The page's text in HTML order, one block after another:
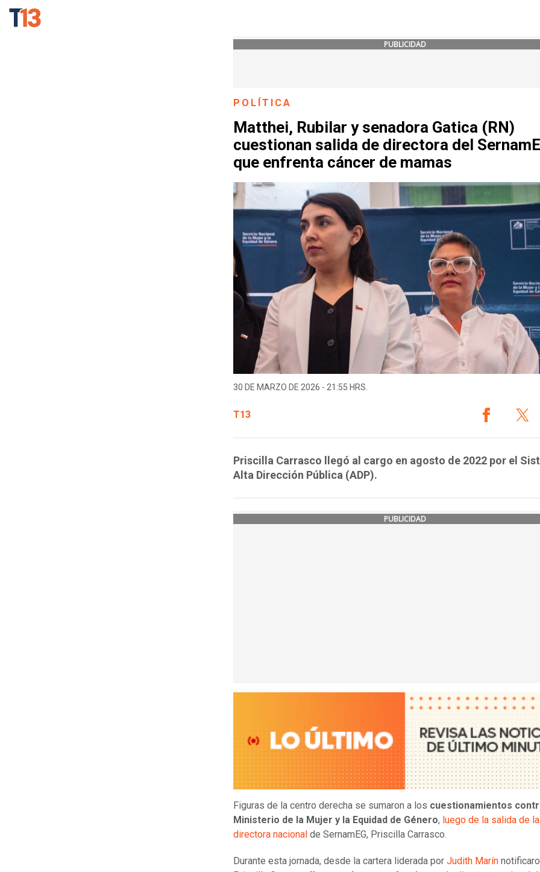
PUBLICIDAD
POLÍTICA
Matthei, Rubilar y senadora Gatica (RN)
cuestionan salida de directora del
que enfrenta cáncer de mamas
30 DE MARZO DE 2026 - 21:55 HRS.
T13
Priscilla Carrasco llegó al cargo en agosto de 2022 por el
Alta Dirección Pública (ADP).
PUBLICIDAD
Figuras de la centro derecha se sumaron a los cuestionamientos
Ministerio de la Mujer y la Equidad de Género, luego de la salida de la
directora nacional de SernamEG, Priscilla Carrasco.
Durante esta jornada, desde la cartera liderada por Judith Marín